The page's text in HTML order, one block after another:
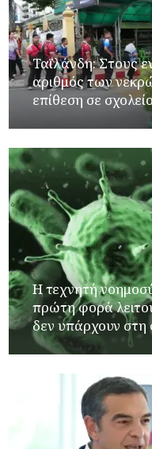
Ταϊλάνδη: Στους
αριθμός των
επίθεση σε
Η τεχνητή
πρώτη φορά
δεν υπάρχουν